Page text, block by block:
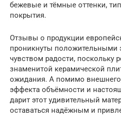
бежевые и тёмные оттенки,
покрытия.
Отзывы о продукции
проникнуты
чувством радости, поскольку
знаменитой керамической
ожидания. А помимо
эффекта объёмности и
дарит этот удивительный
оставаться надёжным и